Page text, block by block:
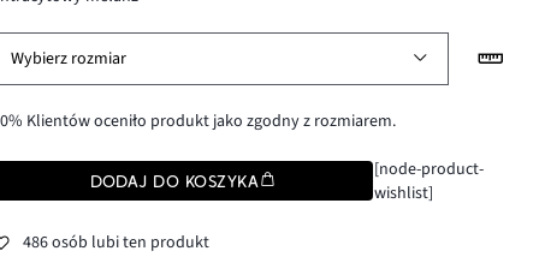
Wybierz rozmiar
Klientów oceniło produkt jako zgodny z rozmiarem.
DODAJ DO KOSZYKA
[node-product-
wishlist]
486 osób lubi ten produkt